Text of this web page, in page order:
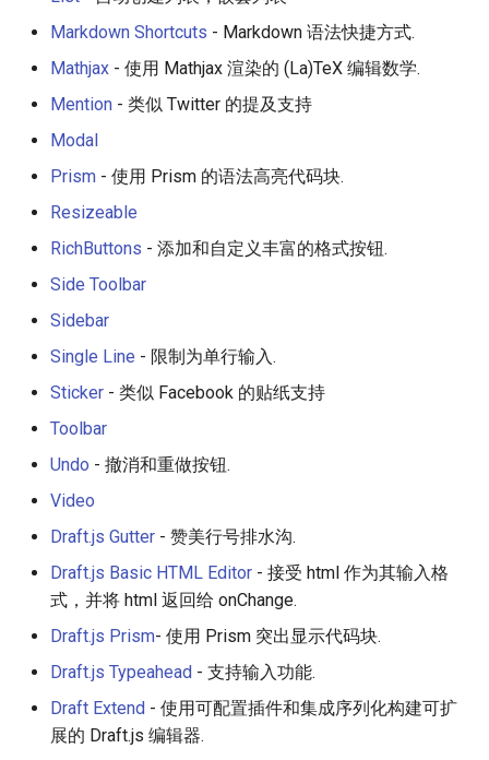
DTrace
Pokémon
Falsehood
领域驱动设计
Quantified Self
Web 设计
JMeter
创造性编程
无需登录 web 应用
免费软件
Markdown Shortcuts - Markdown 语法快捷方式.
Mathjax - 使用 Mathjax 渲染的 (La)TeX 编辑数学.
Mention - 类似 Twitter 的提及支持
Modal
Prism - 使用 Prism 的语法高亮代码块.
Resizeable
RichButtons - 添加和自定义丰富的格式按钮.
Side Toolbar
Sidebar
Single Line - 限制为单行输入.
Sticker - 类似 Facebook 的贴纸支持
Toolbar
Undo - 撤消和重做按钮.
Video
Draft.js Gutter - 赞美行号排水沟.
Draft.js Basic HTML Editor - 接受 html 作为其输入格
式，并将 html 返回给 onChange.
Draft.js Prism- 使用 Prism 突出显示代码块.
Draft.js Typeahead - 支持输入功能.
Draft Extend - 使用可配置插件和集成序列化构建可扩
展的 Draft.js 编辑器.